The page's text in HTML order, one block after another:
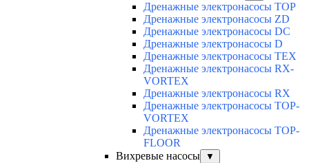
Дренажные электронасосы TOP
Дренажные электронасосы ZD
Дренажные электронасосы DC
Дренажные электронасосы D
Дренажные электронасосы TEX
Дренажные электронасосы RX-
VORTEX
Дренажные электронасосы RX
Дренажные электронасосы TOP-
VORTEX
Дренажные электронасосы TOP-
FLOOR
Вихревые насосы
▼